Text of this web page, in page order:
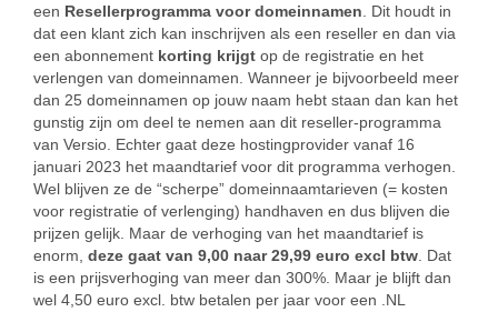
een Resellerprogramma voor domeinnamen . Dit houdt in
dat een klant zich kan inschrijven als een reseller en dan via
een abonnement korting krijgt op de registratie en het
verlengen van domeinnamen. Wanneer je bijvoorbeeld meer
dan 25 domeinnamen op jouw naam hebt staan dan kan het
gunstig zijn om deel te nemen aan dit reseller-programma
van Versio. Echter gaat deze hostingprovider vanaf 16
januari 2023 het maandtarief voor dit programma verhogen.
Wel blijven ze de “scherpe” domeinnaamtarieven (= kosten
voor registratie of verlenging) handhaven en dus blijven die
prijzen gelijk. Maar de verhoging van het maandtarief is
enorm, deze gaat van 9,00 naar 29,99 euro excl btw . Dat
is een prijsverhoging van meer dan 300%. Maar je blijft dan
wel 4,50 euro excl. btw betalen per jaar voor een .NL